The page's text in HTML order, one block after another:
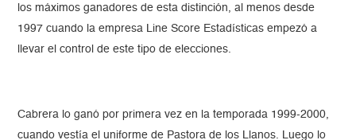
los máximos ganadores de esta distinción, al menos desde
1997 cuando la empresa Line Score Estadísticas empezó a
llevar el control de este tipo de elecciones.
Cabrera lo ganó por primera vez en la temporada 1999-2000,
cuando vestía el uniforme de Pastora de los Llanos. Luego lo